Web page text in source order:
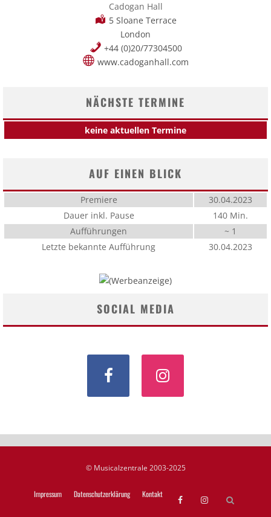
Cadogan Hall
5 Sloane Terrace
London
+44 (0)20/77304500
www.cadoganhall.com
NÄCHSTE TERMINE
keine aktuellen Termine
AUF EINEN BLICK
Premiere
30.04.2023
Dauer inkl. Pause
140 Min.
Aufführungen
~ 1
Letzte bekannte Aufführung
30.04.2023
SOCIAL MEDIA
© Musicalzentrale 2003-2025
Impressum Datenschutzerklärung Kontakt